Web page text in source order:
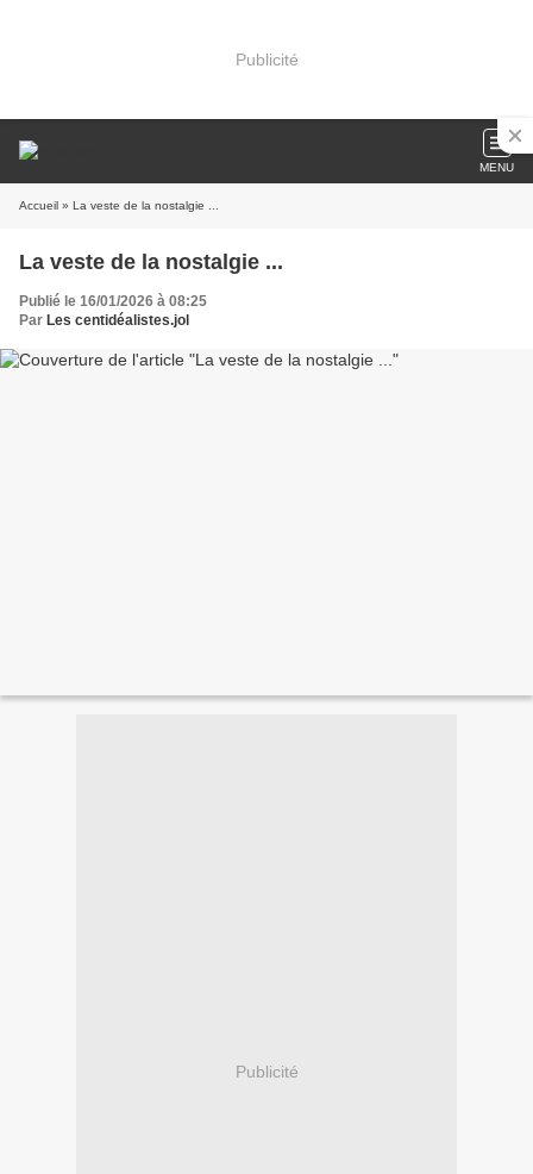
Publicité
MENU
Accueil » La veste de la nostalgie ...
La veste de la nostalgie ...
Publié le 16/01/2026 à 08:25
Par Les centidéalistes.jol
Publicité